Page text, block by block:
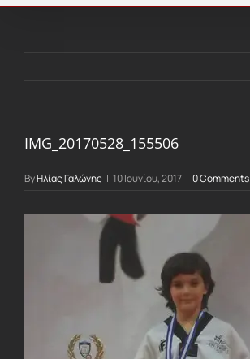
IMG_20170528_155506
ByΗλίας Γαλώνης | 10 Ιουνίου, 2017 | 0 Comments